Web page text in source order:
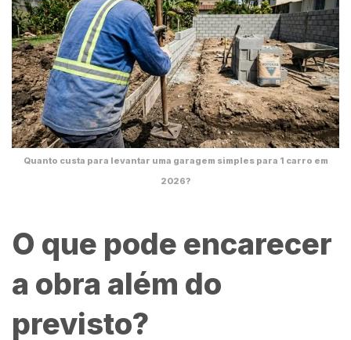
Quanto custa para levantar uma garagem simples para 1 carro em
2026?
O que pode encarecer
a obra além do
previsto?